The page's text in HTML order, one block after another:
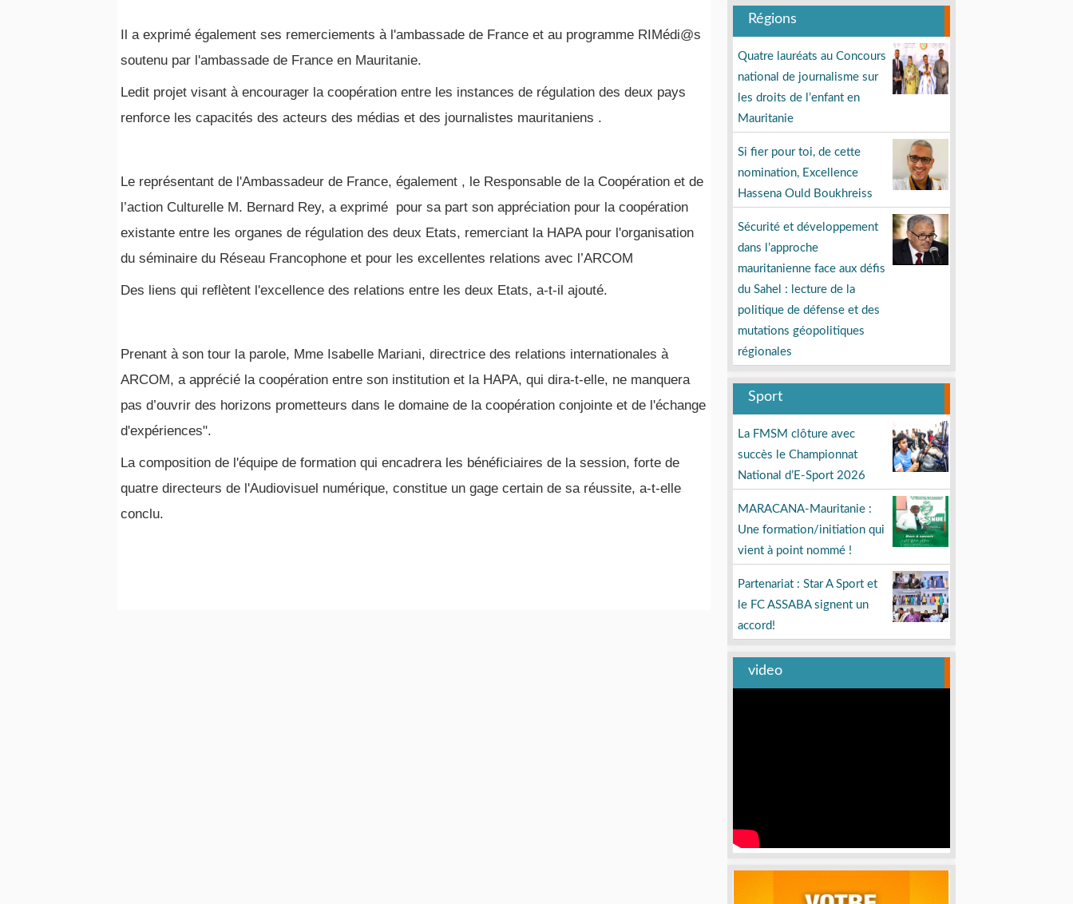
Régions
Quatre lauréats au Concours
national de journalisme sur
les droits de l’enfant en
Mauritanie
Si fier pour toi, de cette
nomination, Excellence
Hassena Ould Boukhreiss
Sécurité et développement
dans l’approche
mauritanienne face aux défis
du Sahel : lecture de la
politique de défense et des
mutations géopolitiques
régionales
Sport
La FMSM clôture avec
succès le Championnat
National d’E-Sport 2026
MARACANA-Mauritanie :
Une formation/initiation qui
vient à point nommé !
Partenariat : Star A Sport et
le FC ASSABA signent un
accord!
video
Il a exprimé également ses remerciements à l'ambassade de France et au programme RIMédi@s
soutenu par l'ambassade de France en Mauritanie.
Ledit projet visant à encourager la coopération entre les instances de régulation des deux pays
renforce les capacités des acteurs des médias et des journalistes mauritaniens .
Le représentant de l'Ambassadeur de France, également , le Responsable de la Coopération et de
l’action Culturelle M. Bernard Rey, a exprimé pour sa part son appréciation pour la coopération
existante entre les organes de régulation des deux Etats, remerciant la HAPA pour l'organisation
du séminaire du Réseau Francophone et pour les excellentes relations avec l’ARCOM
Des liens qui reflètent l'excellence des relations entre les deux Etats, a-t-il ajouté.
Prenant à son tour la parole, Mme Isabelle Mariani, directrice des relations internationales à
ARCOM, a apprécié la coopération entre son institution et la HAPA, qui dira-t-elle, ne manquera
pas d’ouvrir des horizons prometteurs dans le domaine de la coopération conjointe et de l'échange
d'expériences".
La composition de l'équipe de formation qui encadrera les bénéficiaires de la session, forte de
quatre directeurs de l'Audiovisuel numérique, constitue un gage certain de sa réussite, a-t-elle
conclu.